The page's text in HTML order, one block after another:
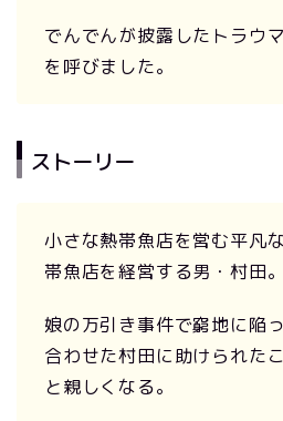
でんでんが披露したトラウ
を呼びました。
ストーリー
小さな熱帯魚店を営む平凡
帯魚店を経営する男・村田。
娘の万引き事件で窮地に陥
合わせた村田に助けられた
と親しくなる。